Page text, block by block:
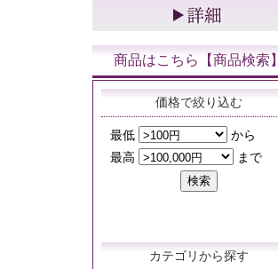
商品はこちら【商品検索】
価格で絞り込む
カテゴリから探す